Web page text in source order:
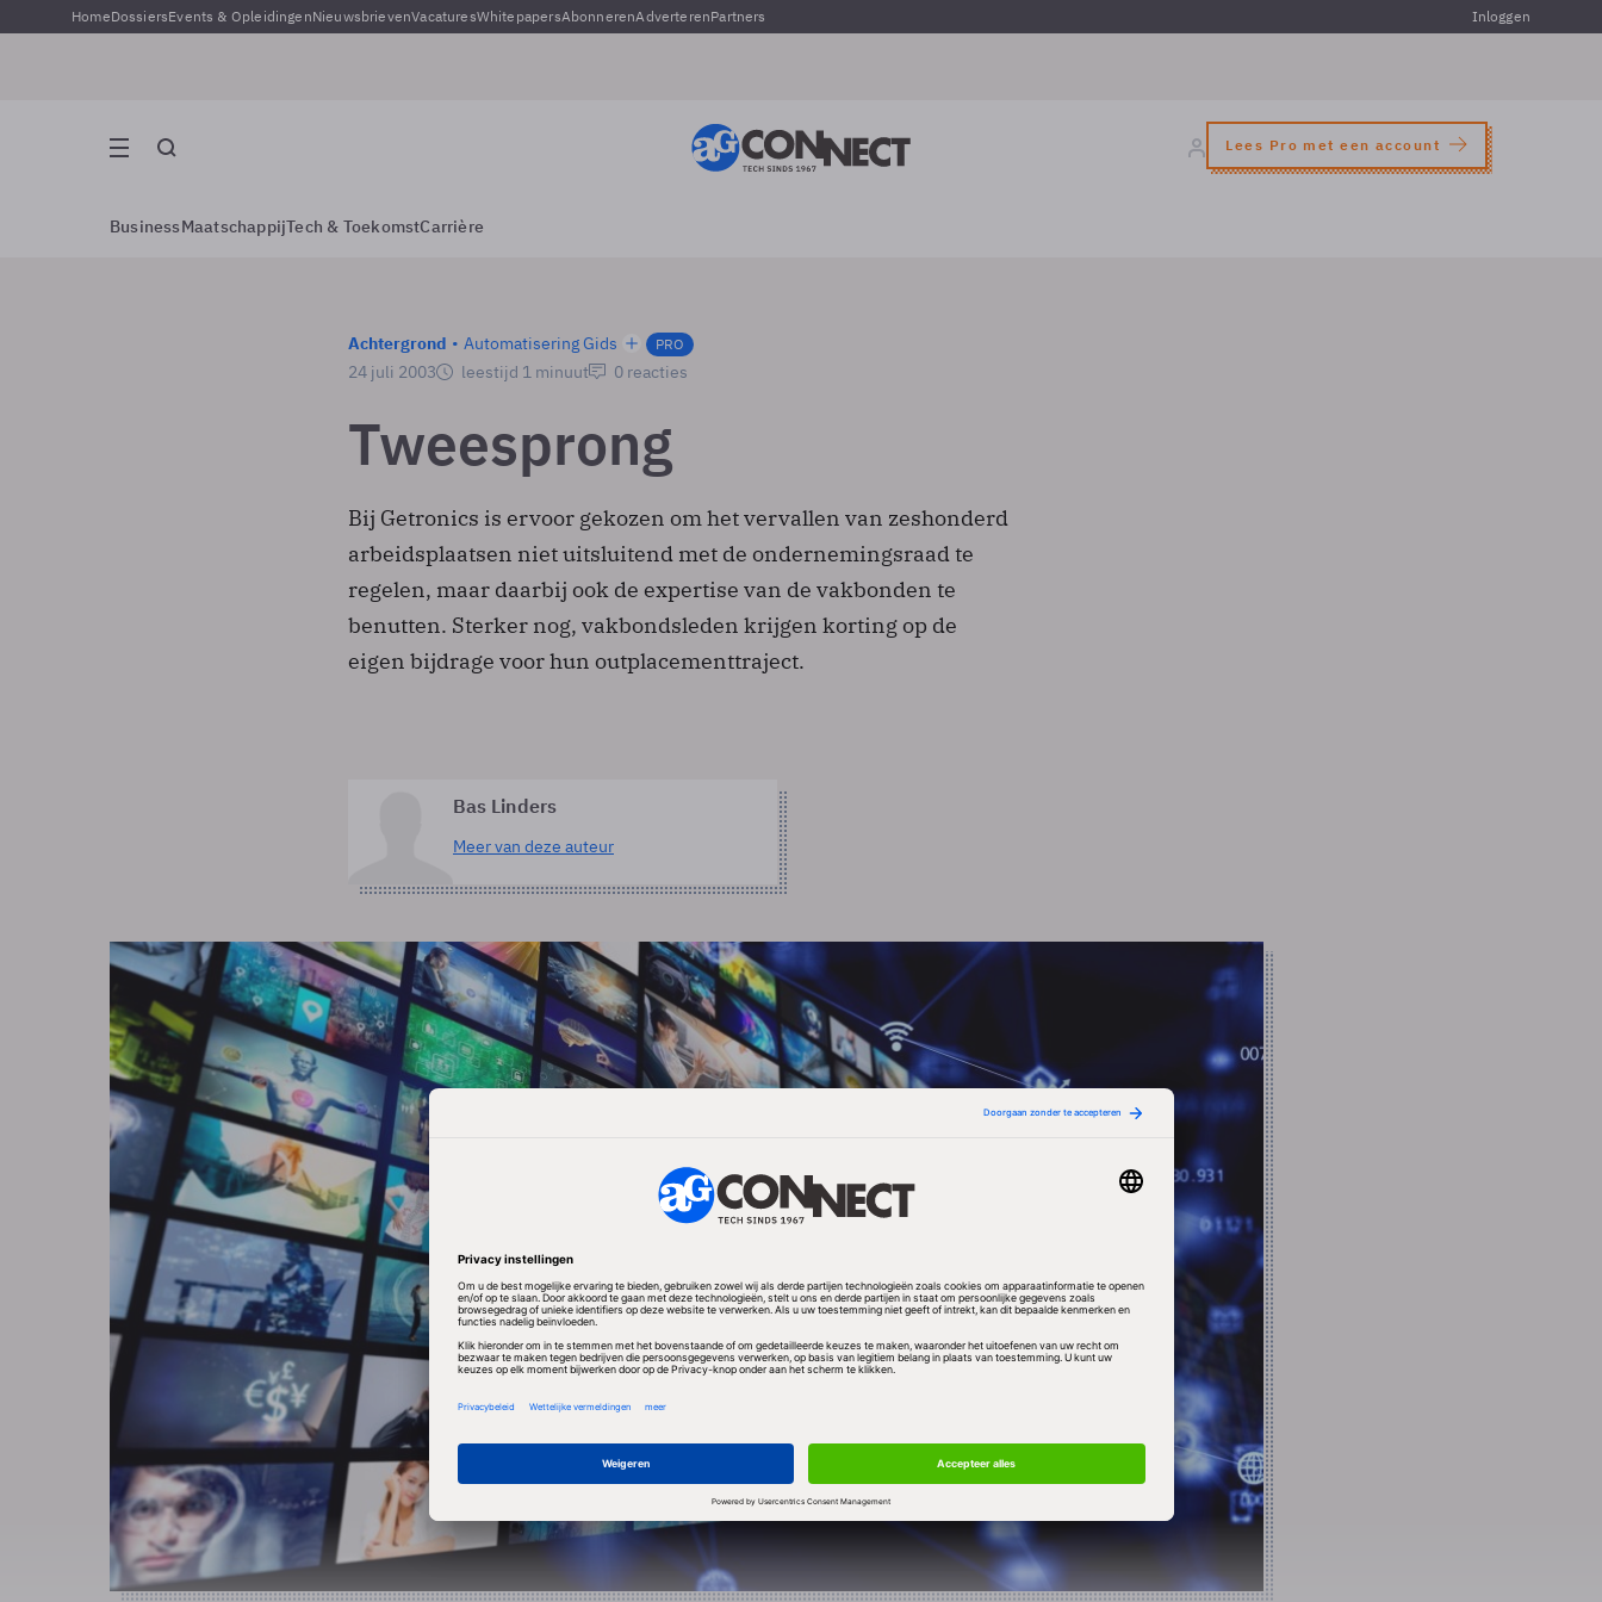
HomeDossiersEvents & OpleidingenNieuwsbrievenVacaturesWhitepapersAbonnerenAdverterenPartners Inloggen
Lees Pro met een account
BusinessMaatschappijTech & ToekomstCarrière
Achtergrond Automatisering Gids PRO
24 juli 2003 leestijd 1 minuut 0 reacties
Tweesprong
Bij Getronics is ervoor gekozen om het vervallen van zeshonderd
arbeidsplaatsen niet uitsluitend met de ondernemingsraad te
regelen, maar daarbij ook de expertise van de vakbonden te
benutten. Sterker nog, vakbondsleden krijgen korting op de
eigen bijdrage voor hun outplacementtraject.
Bas Linders
Meer van deze auteur